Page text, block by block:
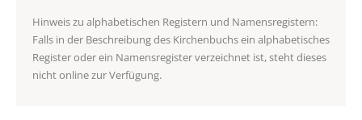
Hinweis zu alphabetischen Registern und Namensregistern:
Falls in der Beschreibung des Kirchenbuchs ein alphabetisches
Register oder ein Namensregister verzeichnet ist, steht dieses
nicht online zur Verfügung.